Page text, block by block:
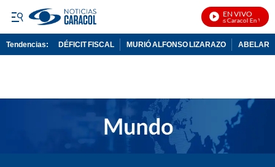
EN VIVO
Noticias Caracol En Vivo
Tendencias: DÉFICIT FISCAL MURIÓ ALFONSO LIZARAZO